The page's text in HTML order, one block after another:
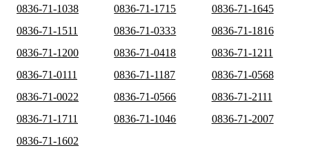
0836-71-1038
0836-71-1715
0836-71-1645
0836-71-1511
0836-71-0333
0836-71-1816
0836-71-1200
0836-71-0418
0836-71-1211
0836-71-0111
0836-71-1187
0836-71-0568
0836-71-0022
0836-71-0566
0836-71-2111
0836-71-1711
0836-71-1046
0836-71-2007
0836-71-1602